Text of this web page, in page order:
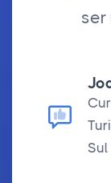
ser
Sul